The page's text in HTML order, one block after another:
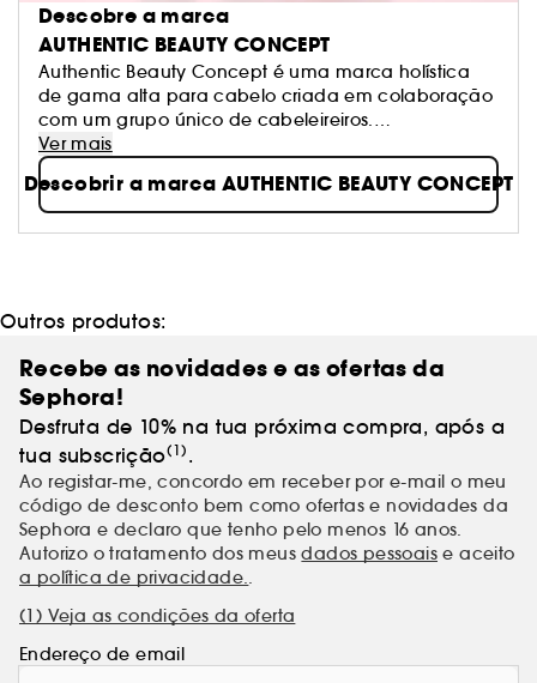
Descobre a marca
AUTHENTIC BEAUTY CONCEPT
Authentic Beauty Concept é uma marca holística
de gama alta para cabelo criada em colaboração
com um grupo único de cabeleireiros.
Acreditamos em ingredientes com origens
cuidadosamente selecionadas e fórmulas
veganas(1)sem tensioativos sulfatados(2)nem
silicones. Acreditamos que a beleza autêntica é
A beleza autêntica do teu cabelo começa aqui!
(1)Sem ingredientes de origem animal.
(2)Que normalmente podem estar presentes nas
fórmulas dos Banhos.
Ver mais
Descobrir a marca AUTHENTIC BEAUTY CONCEPT
Outros produtos:
Recebe as novidades e as ofertas da
Sephora!
Desfruta de 10% na tua próxima compra, após a
tua subscrição(1) .
Ao registar-me, concordo em receber por e-mail o meu
código de desconto bem como ofertas e novidades da
Sephora e declaro que tenho pelo menos 16 anos.
Autorizo o tratamento dos meusdados pessoais e aceito
a política de privacidade..
(1) Veja as condições da oferta
Endereço de email